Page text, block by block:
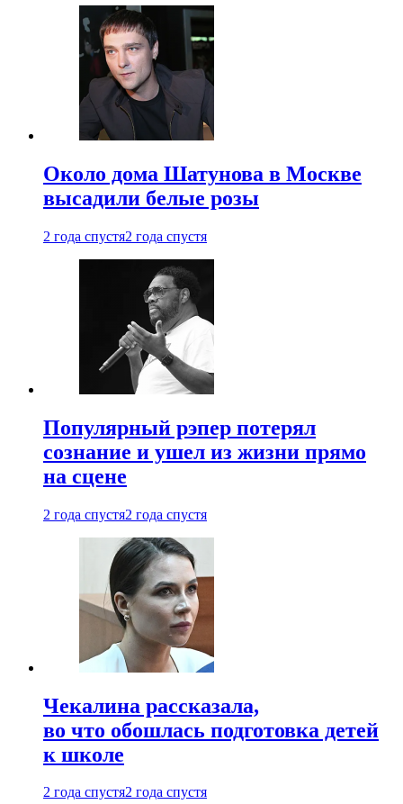
Около дома Шатунова в Москве
высадили белые розы
2 года спустя2 года спустя
Популярный рэпер потерял
сознание и ушел из жизни прямо
на сцене
2 года спустя2 года спустя
Чекалина рассказала,
во что обошлась подготовка детей
к школе
2 года спустя2 года спустя